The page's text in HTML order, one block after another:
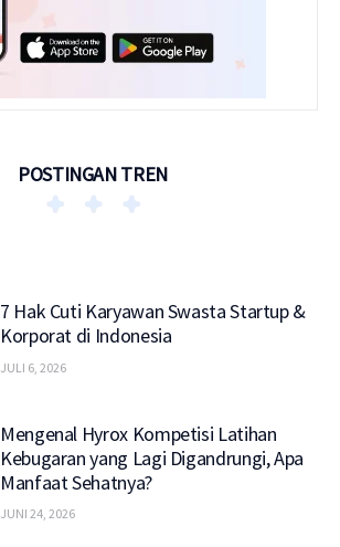
POSTINGAN TREN
7 Hak Cuti Karyawan Swasta Startup &
Korporat di Indonesia
JULI 6, 2026
Mengenal Hyrox Kompetisi Latihan
Kebugaran yang Lagi Digandrungi, Apa
Manfaat Sehatnya?
JUNI 24, 2026